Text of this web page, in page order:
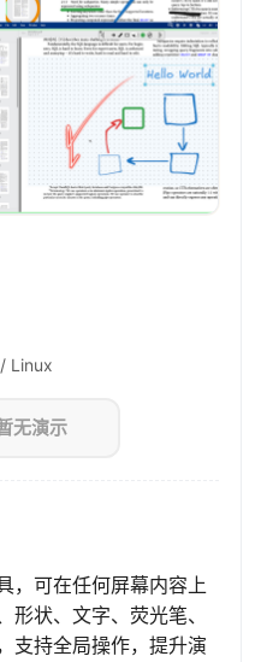
Linux
无演示
，可在任何屏幕内容上
形状、文字、荧光笔、
支持全局操作，提升演